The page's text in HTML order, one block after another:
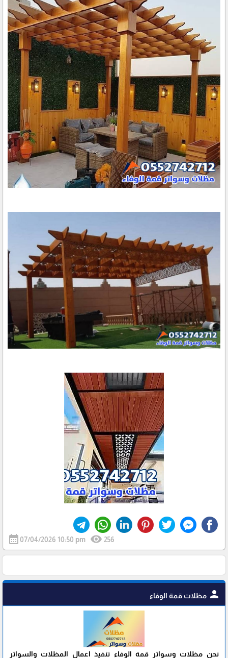
calendar_month07/04/2026 10:50 pm visibility 256
person مظلات قمة الوفاء
نحن مظلات وسواتر قمة الوفاء تنفيذ اعمال المظلات والسواتر